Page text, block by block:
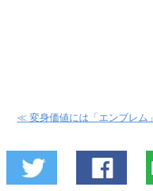
≪ 変身価値には「エンブレム」